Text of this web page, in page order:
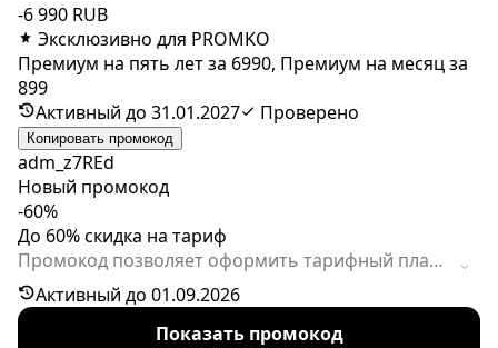
-6 990 RUB
Эксклюзивно для PROMKO
Премиум на пять лет за 6990, Премиум на месяц за
899
Активный до 31.01.2027
Проверено
Копировать промокод
adm_z7REd
Новый промокод
-60%
До 60% скидка на тариф
Промокод позволяет оформить тарифный план
по сниженной цене: 6990 ₽ за 5 лет или 899 ₽ за
месяц. Предложение действует ограниченное
Активный до 01.09.2026
Показать промокод